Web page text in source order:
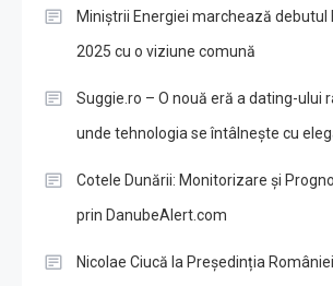
Miniștrii Energiei marchează debutul
2025 cu o viziune comună
Suggie.ro – O nouă eră a dating-ului
unde tehnologia se întâlnește cu
Cotele Dunării: Monitorizare și
prin DanubeAlert.com
Nicolae Ciucă la Președinția